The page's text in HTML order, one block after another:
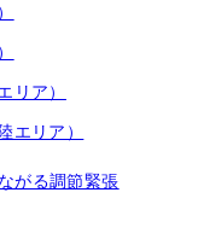
リア）
エリア）
がる調節緊張